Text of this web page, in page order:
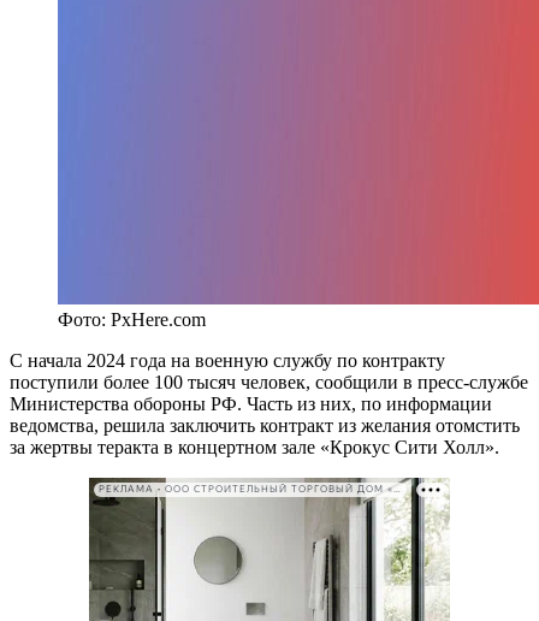
Фото: PxHere.com
С начала 2024 года на военную службу по контракту
поступили более 100 тысяч человек, сообщили в пресс-службе
Министерства обороны РФ. Часть из них, по информации
ведомства, решила заключить контракт из желания отомстить
за жертвы теракта в концертном зале «Крокус Сити Холл».
РЕКЛАМА • ООО СТРОИТЕЛЬНЫЙ ТОРГОВЫЙ ДОМ «ПЕТРОВИЧ». ИНН: 7802348846